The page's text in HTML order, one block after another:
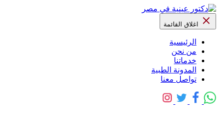
اغلاق القائمة
الرئيسية
من نحن
خدماتنا
المدونة الطبية
تواصل معنا